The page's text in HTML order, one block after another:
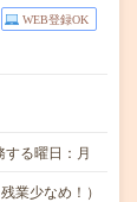
WEB登録OK
る曜日：月
業少なめ！）